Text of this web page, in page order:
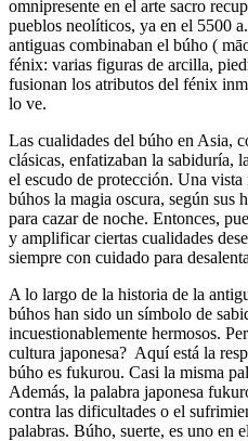
omnipresente en el arte sacro
pueblos neolíticos, ya en el 5500
antiguas combinaban el búho (
fénix: varias figuras de arcilla,
fusionan los atributos del fénix
lo ve.
Las cualidades del búho en Asia,
clásicas, enfatizaban la sabiduría,
el escudo de protección. Una
búhos la magia oscura, según sus
para cazar de noche. Entonces,
y amplificar ciertas cualidades
siempre con cuidado para
A lo largo de la historia de la
búhos han sido un símbolo de
incuestionablemente hermosos.
cultura japonesa? Aquí está la
búho es fukurou. Casi la misma
Además, la palabra japonesa
contra las dificultades o el
palabras. Búho, suerte, es uno en